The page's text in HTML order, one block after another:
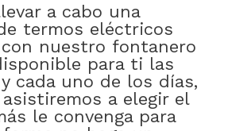
a cabo una
termos eléctricos
nuestro fontanero
para ti las
cada uno de los días,
a elegir el
le convenga para